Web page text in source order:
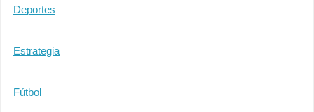
Deportes
Estrategia
Fútbol